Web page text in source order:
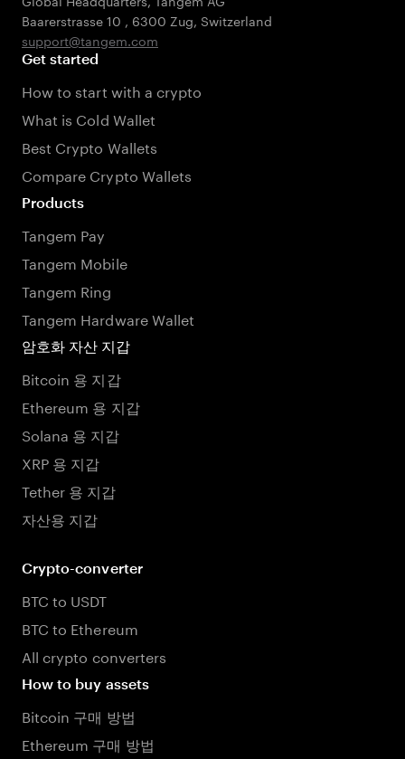
Baarerstrasse 10 , 6300 Zug, Switzerland
support@tangem.com
Get started
How to start with a crypto
What is Cold Wallet
Best Crypto Wallets
Compare Crypto Wallets
Products
Tangem Pay
Tangem Mobile
Tangem Ring
Tangem Hardware Wallet
암호화 자산 지갑
Bitcoin 용 지갑
Ethereum 용 지갑
Solana 용 지갑
XRP 용 지갑
Tether 용 지갑
자산용 지갑
Crypto-converter
BTC to USDT
BTC to Ethereum
All crypto converters
How to buy assets
Bitcoin 구매 방법
Ethereum 구매 방법